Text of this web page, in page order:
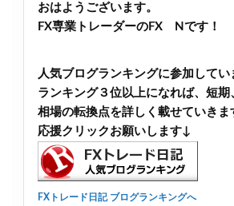
おはようございます。
FX専業トレーダーのFX Nです！
人気ブログランキングに参加してい
ランキング３位以上になれば、短期
相場の転換点を詳しく載せていきま
応援クリックお願いします↓
FXトレード日記 ブログランキングへ